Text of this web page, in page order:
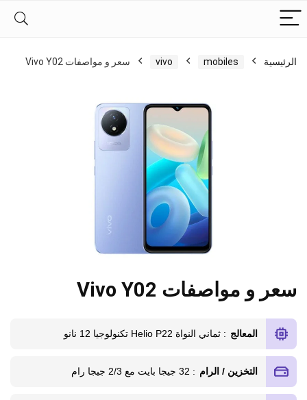
الرئيسية mobiles
vivo سعر و مواصفات Vivo Y02
سعر و مواصفات Vivo Y02
المعالج : ثماني النواة Helio P22 تكنولوجيا 12 نانو
التخزين / الرام : 32 جيجا بايت مع 2/3 جيجا رام